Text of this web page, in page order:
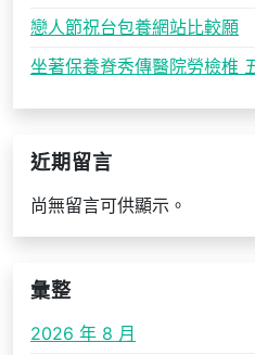
戀人節祝台包養網站比較願
坐著保養脊秀傳醫院勞檢椎
近期留言
尚無留言可供顯示。
彙整
2026 年 8 月